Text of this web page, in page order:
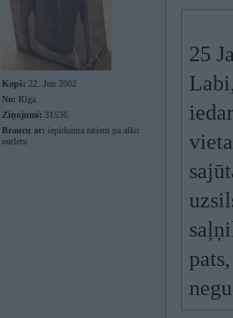
Kopš: 22. Jun 2002
No: Rīga
Ziņojumi: 31536
Braucu ar: iepirkuma ratiem pa alko
outletu
25